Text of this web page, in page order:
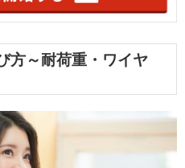
方～耐荷重・ワイヤ